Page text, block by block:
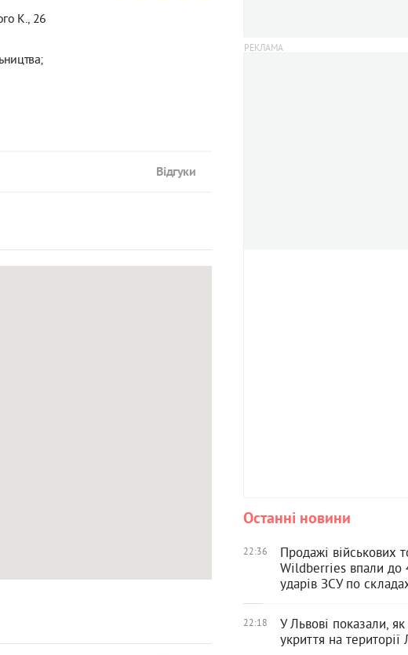
К., 26
Відгуки
Останні новини
22:36
Продажі військових
Wildberries впали до
ударів ЗСУ по
22:18
У Львові показали,
укриття на території